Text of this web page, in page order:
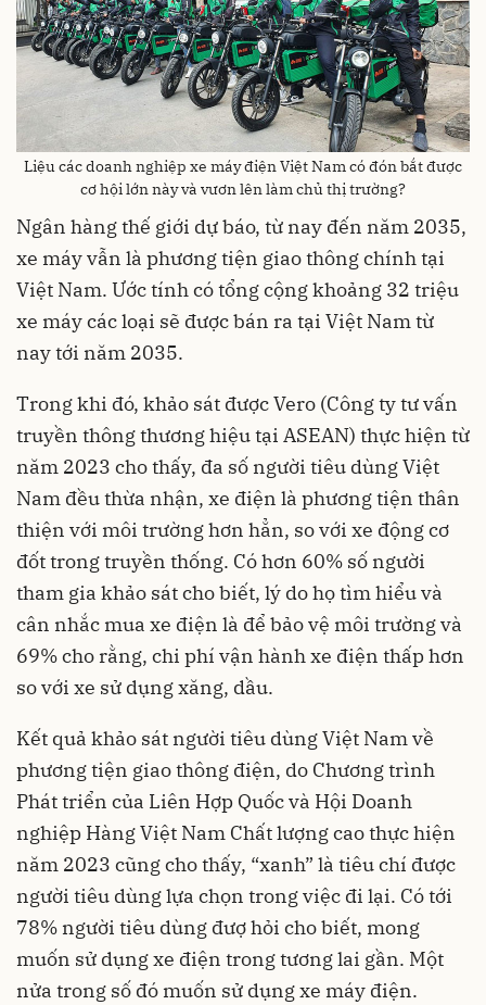
Liệu các doanh nghiệp xe máy điện Việt Nam có đón bắt được
cơ hội lớn này và vươn lên làm chủ thị trường?
Ngân hàng thế giới dự báo, từ nay đến năm 2035,
xe máy vẫn là phương tiện giao thông chính tại
Việt Nam. Ước tính có tổng cộng khoảng 32 triệu
xe máy các loại sẽ được bán ra tại Việt Nam từ
nay tới năm 2035.
Trong khi đó, khảo sát được Vero (Công ty tư vấn
truyền thông thương hiệu tại ASEAN) thực hiện từ
năm 2023 cho thấy, đa số người tiêu dùng Việt
Nam đều thừa nhận, xe điện là phương tiện thân
thiện với môi trường hơn hẳn, so với xe động cơ
đốt trong truyền thống. Có hơn 60% số người
tham gia khảo sát cho biết, lý do họ tìm hiểu và
cân nhắc mua xe điện là để bảo vệ môi trường và
69% cho rằng, chi phí vận hành xe điện thấp hơn
so với xe sử dụng xăng, dầu.
Kết quả khảo sát người tiêu dùng Việt Nam về
phương tiện giao thông điện, do Chương trình
Phát triển của Liên Hợp Quốc và Hội Doanh
nghiệp Hàng Việt Nam Chất lượng cao thực hiện
năm 2023 cũng cho thấy, “xanh” là tiêu chí được
người tiêu dùng lựa chọn trong việc đi lại. Có tới
78% người tiêu dùng đượ hỏi cho biết, mong
muốn sử dụng xe điện trong tương lai gần. Một
nửa trong số đó muốn sử dụng xe máy điện.